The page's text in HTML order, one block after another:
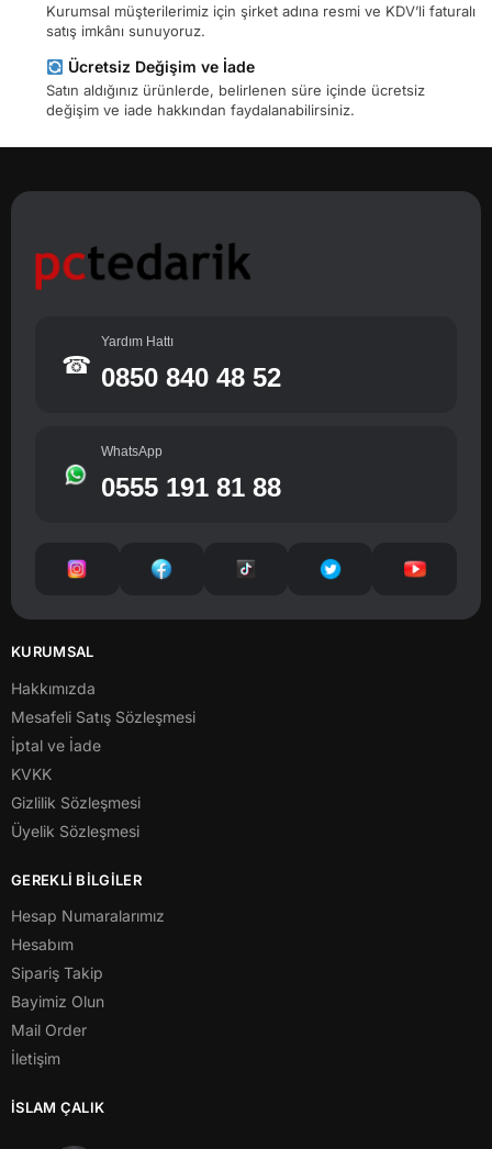
Kurumsal müşterilerimiz için şirket adına resmi ve KDV’li faturalı
satış imkânı sunuyoruz.
Ücretsiz Değişim ve İade
Satın aldığınız ürünlerde, belirlenen süre içinde ücretsiz
değişim ve iade hakkından faydalanabilirsiniz.
☎
Yardım Hattı
0850 840 48 52
WhatsApp
0555 191 81 88
KURUMSAL
Hakkımızda
Mesafeli Satış Sözleşmesi
İptal ve İade
KVKK
Gizlilik Sözleşmesi
Üyelik Sözleşmesi
GEREKLİ BİLGİLER
Hesap Numaralarımız
Hesabım
Sipariş Takip
Bayimiz Olun
Mail Order
İletişim
İSLAM ÇALIK